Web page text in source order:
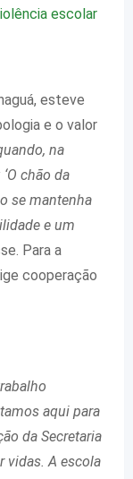
esteve
e o valor
na
chão da
se mantenha
e um
Para a
cooperação
aqui para
da Secretaria
vidas. A escola